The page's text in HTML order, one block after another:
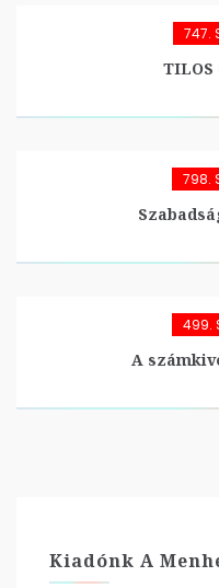
747.
798.
499.
A
Kiadónk A